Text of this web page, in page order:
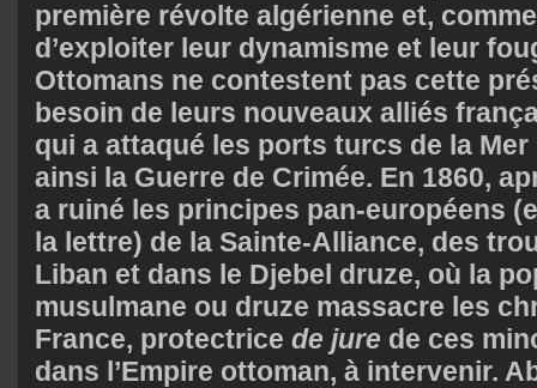
première révolte algérienne et,
d’exploiter leur dynamisme et leur
Ottomans ne contestent pas cette
besoin de leurs nouveaux alliés
qui a attaqué les ports turcs de la
ainsi la Guerre de Crimée. En 1860,
a ruiné les principes pan-européens
la lettre) de la Sainte-Alliance, des
Liban et dans le Djebel druze, où la
musulmane ou druze massacre les
France, protectrice de jure de ces
dans l’Empire ottoman, à intervenir.